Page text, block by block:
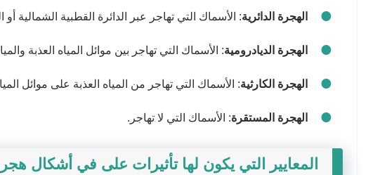
الهجرة الدائرية: الأسماك التي تهاجر عبر الدائرة القطبية الشمالية أو
الهجرة الديادرومية: الأسماك التي تهاجر بين موائل المياه العذبة
الهجرة الكارثية: الأسماك التي تهاجر من المياه العذبة على موائل
الهجرة المستقرة: الأسماك التي لا تهاجر.
المعايير التي يكون لها تأثيرات على في أشكال